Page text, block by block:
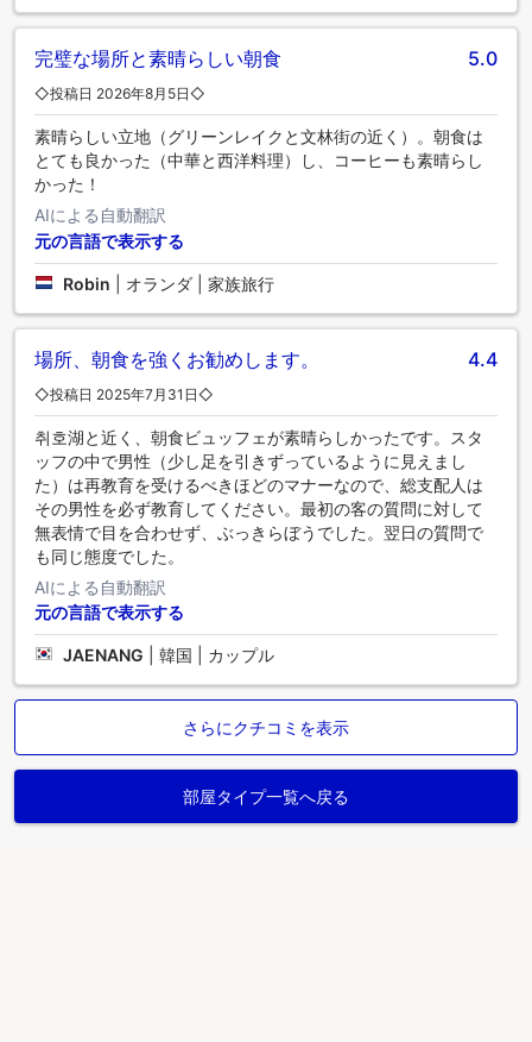
完璧な場所と素晴らしい朝食 5.0
◇投稿日 2026年8月5日◇
素晴らしい立地（グリーンレイクと文林街の近く）。朝食は
とても良かった（中華と西洋料理）し、コーヒーも素晴らし
かった！
AIによる自動翻訳
元の言語で表示する
Robin オランダ | 家族旅行
場所、朝食を強くお勧めします。 4.4
◇投稿日 2025年7月31日◇
취호湖と近く、朝食ビュッフェが素晴らしかったです。スタ
ッフの中で男性（少し足を引きずっているように見えまし
た）は再教育を受けるべきほどのマナーなので、総支配人は
その男性を必ず教育してください。最初の客の質問に対して
無表情で目を合わせず、ぶっきらぼうでした。翌日の質問で
も同じ態度でした。
AIによる自動翻訳
元の言語で表示する
JAENANG 韓国 | カップル
さらにクチコミを表示
部屋タイプ一覧へ戻る